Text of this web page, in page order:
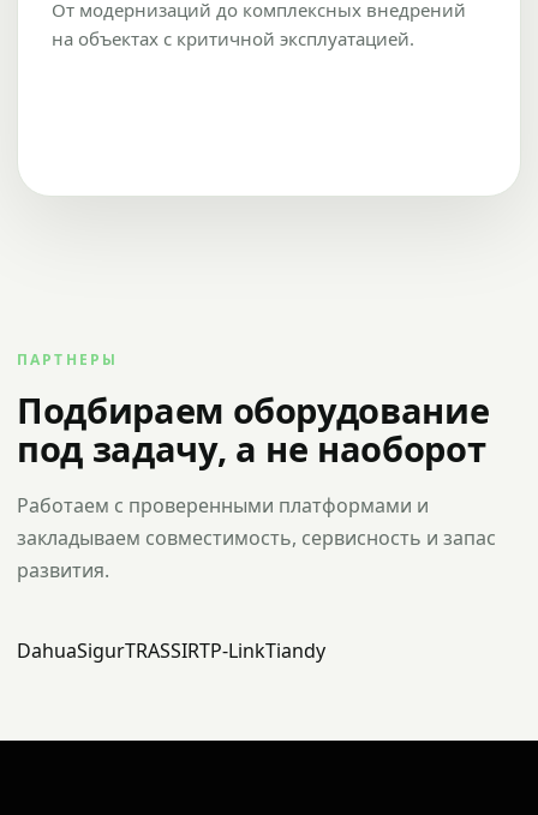
От модернизаций до комплексных внедрений
на объектах с критичной эксплуатацией.
ПАРТНЕРЫ
Подбираем оборудование
под задачу, а не наоборот
Работаем с проверенными платформами и
закладываем совместимость, сервисность и запас
развития.
DahuaSigurTRASSIRTP-LinkTiandy